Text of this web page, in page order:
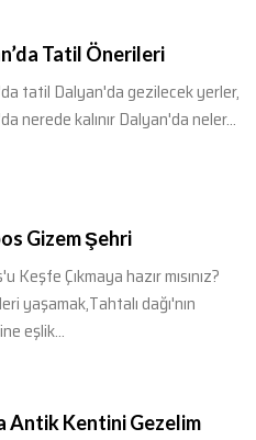
Tatil Önerileri
tatil Dalyan'da gezilecek yerler,
nerede kalınır Dalyan'da neler...
Gizem Şehri
Keşfe Çıkmaya hazır mısınız?
yaşamak,Tahtalı dağı'nın
eşlik...
Antik Kentini Gezelim